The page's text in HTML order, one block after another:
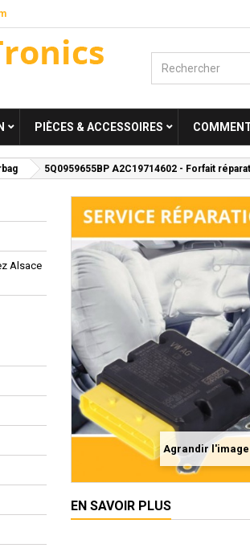
PIÈCES & ACCESSOIRES
5Q0959655BP A2C19714602 - Forfait
Alsace
Agrandir l'image
EN SAVOIR PLUS